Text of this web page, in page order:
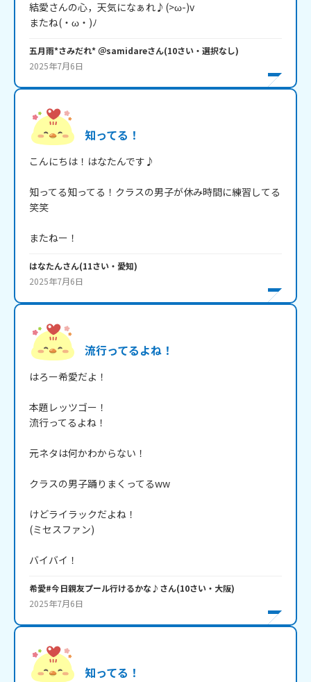
結愛さんの心，天気になぁれ♪(>ω-)v
またね(・ω・)ﾉ
五月雨*さみだれ* ＠samidareさん(10さい・ 選択なし)
2025年7月6日
知ってる！
こんにちは！はなたんです♪
知ってる知ってる！クラスの男子が休み時間に練習してる
笑笑
またねー！
はなたんさん(11さい・ 愛知)
2025年7月6日
流行ってるよね！
はろー希愛だよ！
本題レッツゴー！
流行ってるよね！
元ネタは何かわからない！
クラスの男子踊りまくってるww
けどライラックだよね！
(ミセスファン)
バイバイ！
希愛#今日親友プール行けるかな♪ さん(10さい・ 大阪)
2025年7月6日
知ってる！